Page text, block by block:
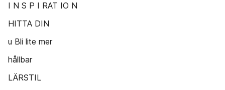
I N S P I RAT IO N
HITTA DIN
u Bli lite mer
hållbar
LÄRSTIL